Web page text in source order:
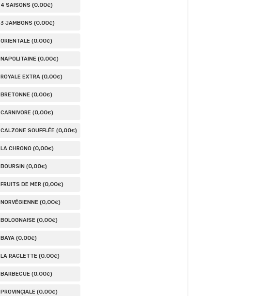
4 SAISONS (0,00€)
3 JAMBONS (0,00€)
ORIENTALE (0,00€)
NAPOLITAINE (0,00€)
ROYALE EXTRA (0,00€)
BRETONNE (0,00€)
CARNIVORE (0,00€)
CALZONE SOUFFLÉE (0,00€)
LA CHRONO (0,00€)
BOURSIN (0,00€)
FRUITS DE MER (0,00€)
NORVÉGIENNE (0,00€)
BOLOGNAISE (0,00€)
BAYA (0,00€)
LA RACLETTE (0,00€)
BARBECUE (0,00€)
PROVINÇIALE (0,00€)